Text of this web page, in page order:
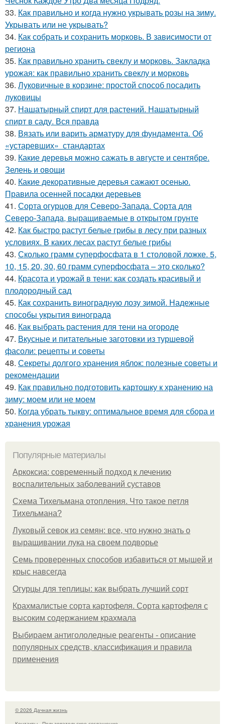
33. Как правильно и когда нужно укрывать розы на зиму.
Укрывать или не укрывать?
34. Как собрать и сохранить морковь. В зависимости от
региона
35. Как правильно хранить свеклу и морковь. Закладка
урожая: как правильно хранить свеклу и морковь
36. Луковичные в корзине: простой способ посадить
луковицы
37. Нашатырный спирт для растений. Нашатырный
спирт в саду. Вся правда
38. Вязать или варить арматуру для фундамента. Об
«устаревших» стандартах
39. Какие деревья можно сажать в августе и сентябре.
Зелень и овощи
40. Какие декоративные деревья сажают осенью.
Правила осенней посадки деревьев
41. Сорта огурцов для Северо-Запада. Сорта для
Северо-Запада, выращиваемые в открытом грунте
42. Как быстро растут белые грибы в лесу при разных
условиях. В каких лесах растут белые грибы
43. Сколько грамм суперфосфата в 1 столовой ложке. 5,
10, 15, 20, 30, 60 грамм суперфосфата – это сколько?
44. Красота и урожай в тени: как создать красивый и
плодородный сад
45. Как сохранить виноградную лозу зимой. Надежные
способы укрытия винограда
46. Как выбрать растения для тени на огороде
47. Вкусные и питательные заготовки из туршевой
фасоли: рецепты и советы
48. Секреты долгого хранения яблок: полезные советы и
рекомендации
49. Как правильно подготовить картошку к хранению на
зиму: моем или не моем
50. Когда убрать тыкву: оптимальное время для сбора и
хранения урожая
Популярные материалы
Аркоксиа: современный подход к лечению
воспалительных заболеваний суставов
Схема Тихельмана отопления. Что такое петля
Тихельмана?
Луковый севок из семян: все, что нужно знать о
выращивании лука на своем подворье
Семь проверенных способов избавиться от мышей и
крыс навсегда
Огурцы для теплицы: как выбрать лучший сорт
Крахмалистые сорта картофеля. Сорта картофеля с
высоким содержанием крахмала
Выбираем антигололедные реагенты - описание
популярных средств, классификация и правила
применения
© 2026 Дачная жизнь